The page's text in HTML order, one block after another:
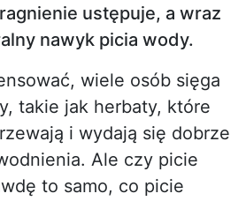
ustępuje, a wraz
nawyk picia wody.
wiele osób sięga
takie jak herbaty, które
i wydają się dobrze
Ale czy picie
to samo, co picie